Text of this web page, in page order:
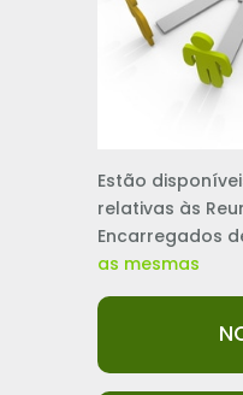
Estão
relativas às
Encarregados
as mesmas